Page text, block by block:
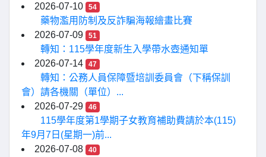
2026-07-10
54
藥物濫用防制及反詐騙海報繪畫比賽
2026-07-09
51
轉知：115學年度新生入學帶水壺通知單
2026-07-14
47
轉知：公務人員保障暨培訓委員會（下稱保訓
會）請各機關（單位）...
2026-07-29
46
115學年度第1學期子女教育補助費請於本(115)
年9月7日(星期一)前...
2026-07-08
40